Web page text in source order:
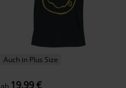
Auch in Plus Size
ab 19,99 €